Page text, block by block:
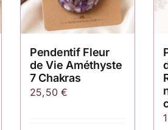
Pendentif Fleur
de Vie Améthyste
7 Chakras
25,50€